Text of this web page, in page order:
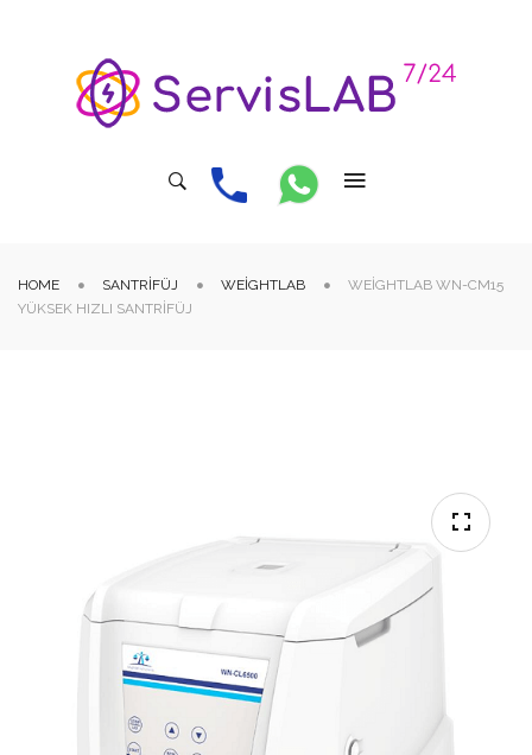
HOME SANTRIFÜJ WEIGHTLAB
WEIGHTLAB WN-CM15
YÜKSEK HIZLI SANTRIFÜJ